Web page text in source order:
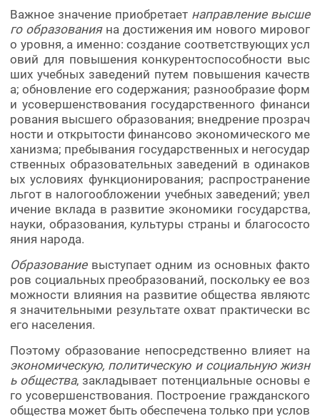
Важное значение приобретает направление высше
го образованияна достижения им нового мировог
о уровня, а именно: создание соответствующих усл
овий для повышения конкурентоспособности выс
ших учебных заведений путем повышения качеств
а; обновление его содержания; разнообразие форм
и усовершенствования государственного финанси
рования высшего образования; внедрение прозрач
ности и открытости финансово экономического ме
ханизма; пребывания государственных и негосудар
ственных образовательных заведений в одинаков
ых условиях функционирования; распространение
льгот в налогообложении учебных заведений; увел
ичение вклада в развитие экономики государства,
науки, образования, культуры страны и благососто
яния народа.
Образованиевыступает одним из основных факто
ров социальных преобразований, поскольку ее воз
можности влияния на развитие общества являютс
я значительными результате охват практически вс
его населения.
Поэтому образование непосредственно влияет на
экономическую, политическую и социальную жизн
ь общества, закладывает потенциальные основы е
го усовершенствования. Построение гражданского
общества может быть обеспечена только при услов